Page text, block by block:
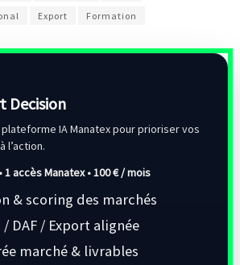
Export Formation
Decision
IA Manatex pour prioriser vos
l’action.
accès Manatex •100 € / mois
& scoring des marchés
/ DAF / Export alignée
marché & livrables